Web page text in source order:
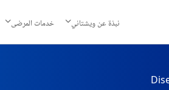
نبذة عن ويشتاني خدمات المرضى